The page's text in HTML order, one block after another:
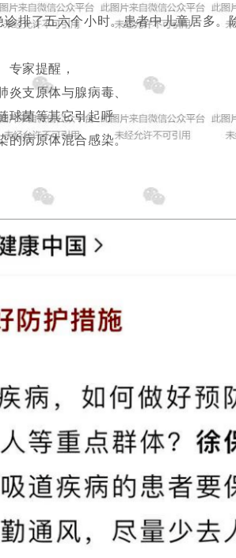
排了五六个小时。患者中儿童居多。
专家提醒，
炎支原体与腺病毒、
球菌等其它引起呼
的病原体混合感染。